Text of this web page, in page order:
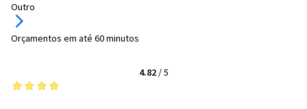
Outro
Orçamentos em até 60 minutos
4.82/5